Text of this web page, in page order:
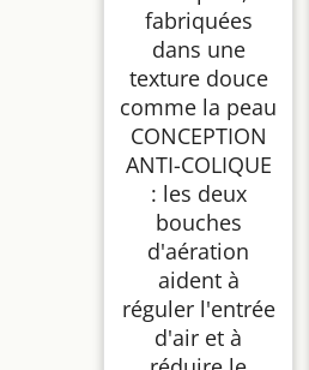
fabriquées
dans une
texture douce
comme la peau
CONCEPTION
ANTI-COLIQUE
: les deux
bouches
d'aération
aident à
réguler l'entrée
d'air et à